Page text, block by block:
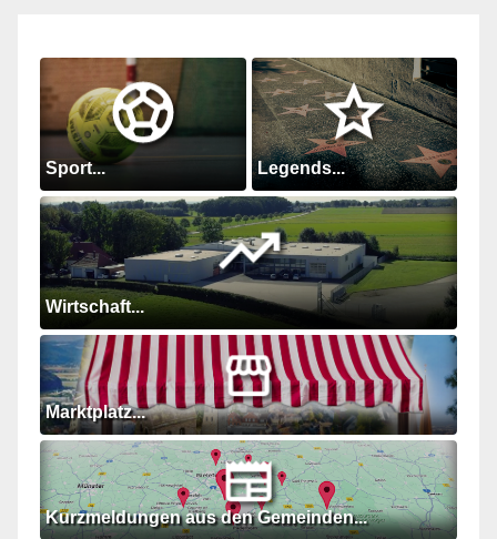
Sport... Legends...
Wirtschaft...
Marktplatz...
Kurzmeldungen aus den Gemeinden...